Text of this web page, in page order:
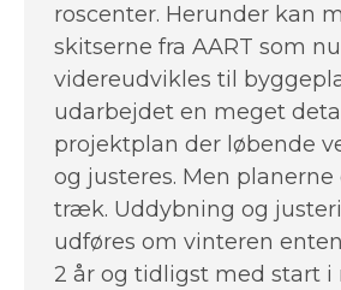
roscenter. Herunder kan
skitserne fra AART som nu
videreudvikles til
udarbejdet en meget
projektplan der løbende
og justeres. Men planerne
træk. Uddybning og
udføres om vinteren
2 år og tidligst med start i